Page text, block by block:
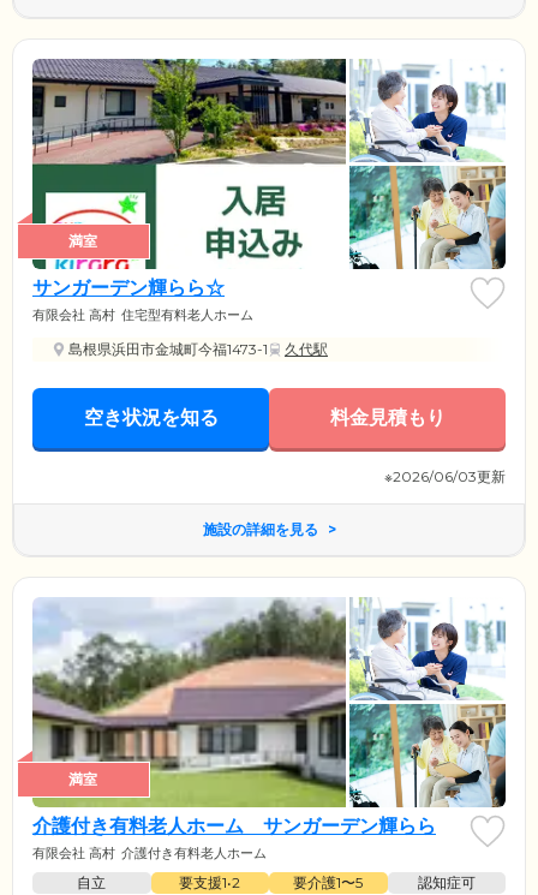
満室
サンガーデン輝らら☆
有限会社 高村 住宅型有料老人ホーム
島根県浜田市金城町今福1473-1 久代駅
空き状況を知る 料金見積もり
※2026/06/03更新
施設の詳細を見る
満室
介護付き有料老人ホーム サンガーデン輝らら
有限会社 高村 介護付き有料老人ホーム
自立 要支援1•2 要介護1〜5
認知症可